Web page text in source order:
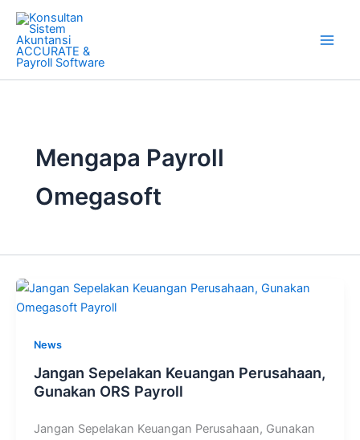
Skip
content
Mengapa Payroll
Omegasoft
News
Jangan Sepelakan Keuangan Perusahaan,
Gunakan ORS Payroll
Jangan Sepelakan Keuangan Perusahaan, Gunakan